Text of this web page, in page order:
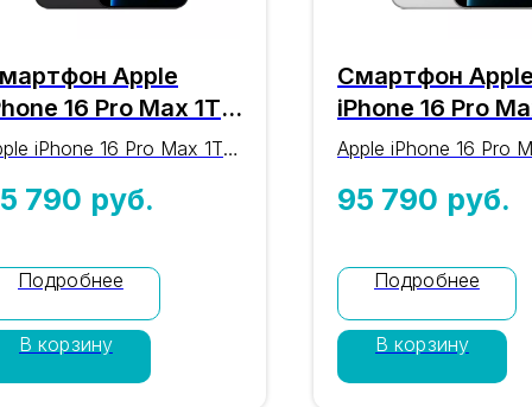
Apple
16 Pro Max 1TB
Titanium
+ eSIM
iPhone 16 Pro Max 1TB
оригинальный iPhone
Pro, дисплеем 6,9″,
48 Мп Pro Fusion и
1TB. Цвет чёрный
nano-SIM + eSIM.
IMEI, гарантия
790 руб.
Подробнее
В корзину
Смартфон Apple
iPhone 16 Pro
White Titanium
SIM + eSIM
Apple iPhone 16 Pro
титан): оригинальный
A18 Pro, дисплеем
камерой 48 Мп Pro
памятью 1TB. Цвет
титан, nano-SIM +
Проверка IMEI,
95 790 руб.
Подробнее
В корзину